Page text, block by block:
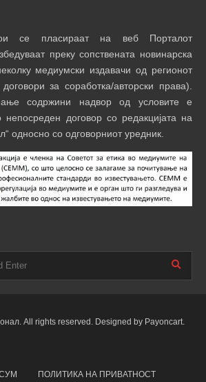
се пласираат на веб Порталот
преку сопствената новинарска
медиумски издавачи од регионот
за соработка/авторски права).
содржини надвор од условите е
договор со редакцијата на
односно со одговорниот уредник.
All rights reserved. Designed by Payoncart.
ПОЛИТИКА НА ПРИВАТНОСТ